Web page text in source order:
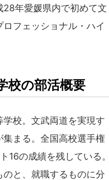
年愛媛県内で初めて文
フェッショナル・ハイ
校の部活概要
校。文武両道を実現す
まる。全国高校選手権
16の成績を残している
のと、就職するものに分